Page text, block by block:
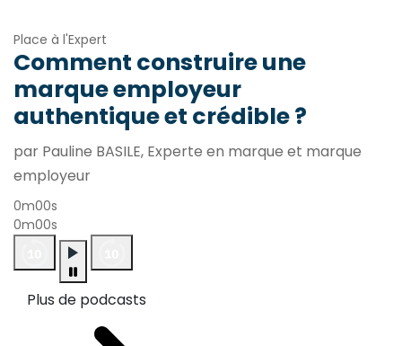
Place à l'Expert
Comment construire une
marque employeur
authentique et crédible ?
par Pauline BASILE, Experte en marque et marque
employeur
0m00s
0m00s
Plus de podcasts